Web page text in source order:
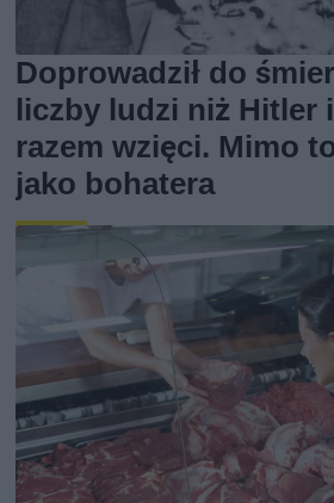
Doprowadził do
liczby ludzi niż Hitler
razem wzięci. Mimo
jako bohatera